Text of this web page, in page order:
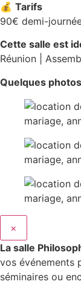
💰 Tarifs
90€ demi-
Cette salle est
Réunion |
Quelques photos
×
La salle
vos événements
séminaires ou